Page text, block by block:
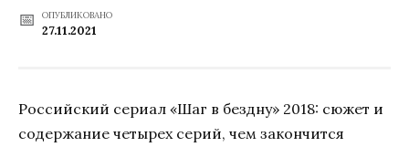
ОПУБЛИКОВАНО
27.11.2021
Российский сериал «Шаг в бездну» 2018: сюжет и
содержание четырех серий, чем закончится